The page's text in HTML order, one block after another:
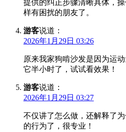
提供的纠正步骤清晰具体，
样有困扰的朋友了。
游客说道：
2026年1月29日 03:26
原来我家狗啃沙发是因为运
它半小时了，试试看效果！
游客说道：
2026年1月29日 03:27
不仅讲了怎么做，还解释了
的行为了，很专业！